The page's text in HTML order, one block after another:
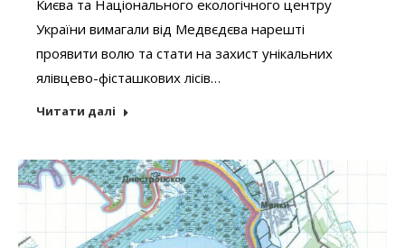
Києва та Національного екологічного центру
України вимагали від Медвєдєва нарешті
проявити волю та стати на захист унікальних
ялівцево-фісташкових лісів…
Читати далі